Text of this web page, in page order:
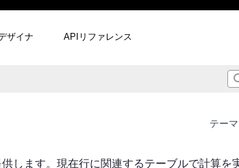
ザイナ APIリファレンス
テー
します。現在行に関連するテーブルで計算を